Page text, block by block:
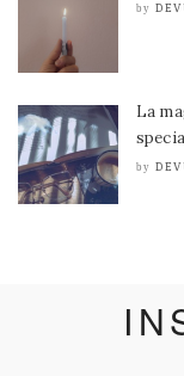
by
La
by